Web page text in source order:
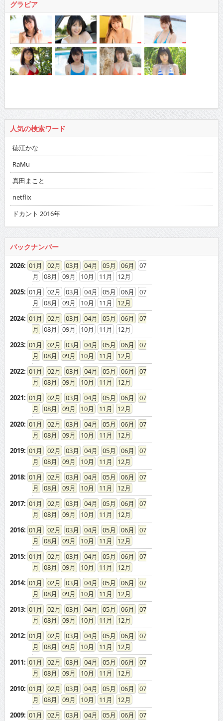
グラビア
人気の検索ワード
徳江かな
RaMu
真田まこと
netflix
ドカント 2016年
バックナンバー
2026: 01 02 03 04 05 06
07
08
09 10 11
12
2025: 01 02 03 04 05 06
07
08
09 10 11
12
2024: 01 02 03 04 05 06
07
08
09 10 11
12
2023: 01 02 03 04 05 06
07
08
09 10 11
12
2022: 01 02 03 04 05 06
07
08
09 10 11
12
2021: 01 02 03 04 05 06
07
08
09 10 11
12
2020: 01 02 03 04 05 06
07
08
09 10 11
12
2019: 01 02 03 04 05 06
07
08
09 10 11
12
2018: 01 02 03 04 05 06
07
08
09 10 11
12
2017: 01 02 03 04 05 06
07
08
09 10 11
12
2016: 01 02 03 04 05 06
07
08
09 10 11
12
2015: 01 02 03 04 05 06
07
08
09 10 11
12
2014: 01 02 03 04 05 06
07
08
09 10 11
12
2013: 01 02 03 04 05 06
07
08
09 10 11
12
2012: 01 02 03 04 05 06
07
08
09 10 11
12
2011: 01 02 03 04 05 06
07
08
09 10 11
12
2010: 01 02 03 04 05 06
07
08
09 10 11
12
2009: 01 02 03 04 05 06 07